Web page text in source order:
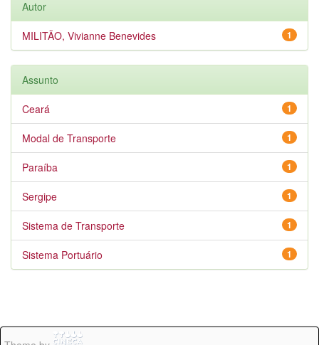
Autor
1
MILITÃO, Vivianne Benevides
Assunto
1
Ceará
1
Modal de Transporte
1
Paraíba
1
Sergipe
1
Sistema de Transporte
1
Sistema Portuário